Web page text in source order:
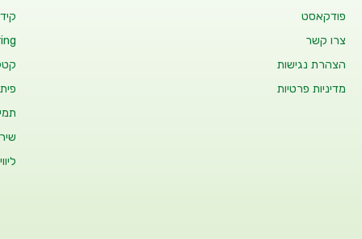
פודקאסט
צרו קשר
הצהרת נגישות
מדיניות פרטיות